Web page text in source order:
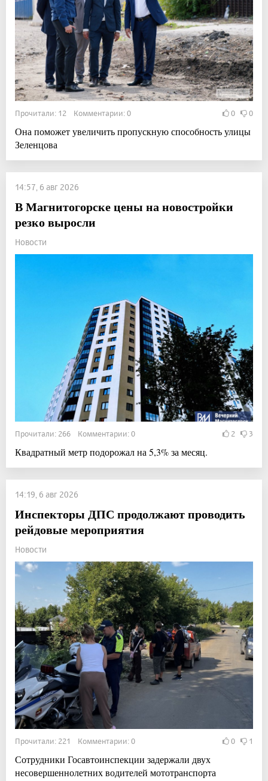
Прочитали: 12 Комментарии: 0 0 0
Она поможет увеличить пропускную способность улицы
Зеленцова
14:57, 6 авг 2026
В Магнитогорске цены на новостройки
резко выросли
Новости
Прочитали: 266 Комментарии: 0 2 3
Квадратный метр подорожал на 5,3% за месяц.
14:19, 6 авг 2026
Инспекторы ДПС продолжают проводить
рейдовые мероприятия
Новости
Прочитали: 221 Комментарии: 0 0 1
Сотрудники Госавтоинспекции задержали двух
несовершеннолетних водителей мототранспорта